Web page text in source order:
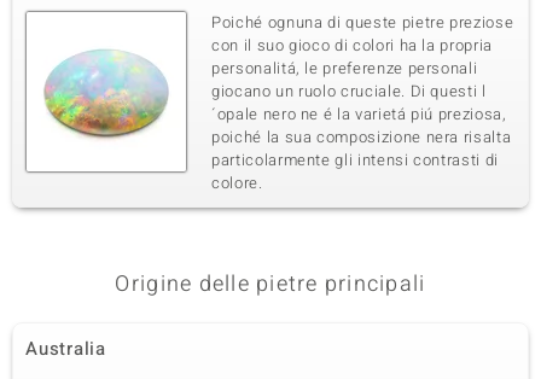
Poiché ognuna di queste pietre preziose
con il suo gioco di colori ha la propria
personalitá, le preferenze personali
giocano un ruolo cruciale. Di questi l
´opale nero ne é la varietá piú preziosa,
poiché la sua composizione nera risalta
particolarmente gli intensi contrasti di
colore.
Origine delle pietre principali
Australia